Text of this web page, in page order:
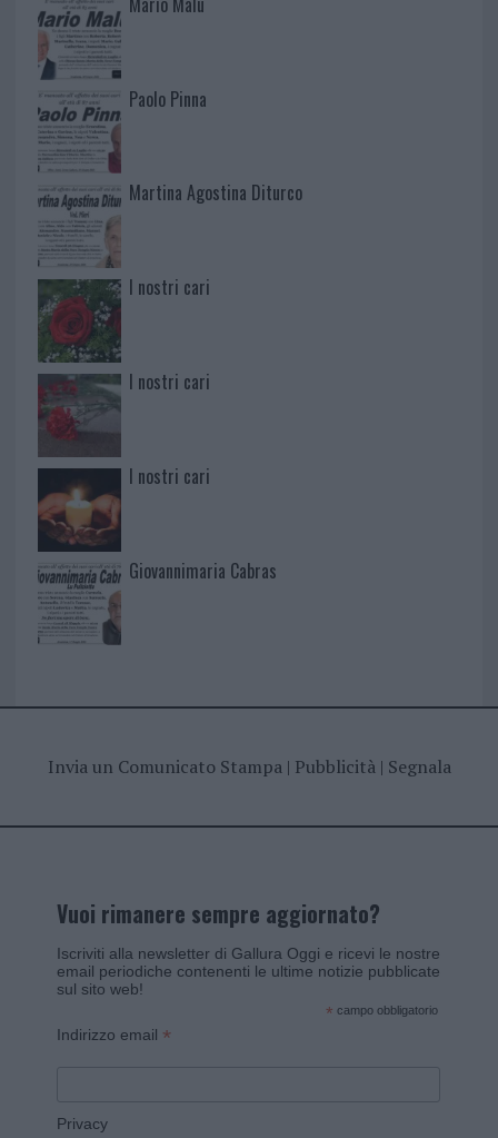
Paolo Pinna
Martina Agostina Diturco
I nostri cari
I nostri cari
I nostri cari
Giovannimaria Cabras
Invia un Comunicato Stampa| Pubblicità| Segnala
Vuoi rimanere sempre aggiornato?
Iscriviti alla newsletter di Gallura Oggi e ricevi le nostre
email periodiche contenenti le ultime notizie pubblicate
sul sito web!
* campo obbligatorio
Indirizzo email *
Privacy